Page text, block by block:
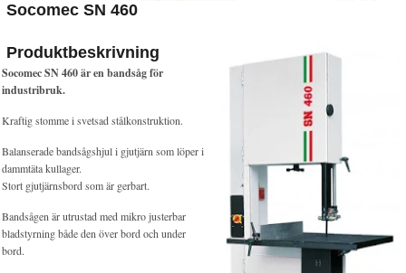
Socomec SN 460
Produktbeskrivning
Socomec SN 460 är en bandsåg för
industribruk.
Kraftig stomme i svetsad stålkonstruktion.
Balanserade bandsågshjul i gjutjärn som löper i
dammtäta kullager.
Stort gjutjärnsbord som är gerbart.
Bandsågen är utrustad med mikro justerbar
bladstyrning både den över bord och under
bord.